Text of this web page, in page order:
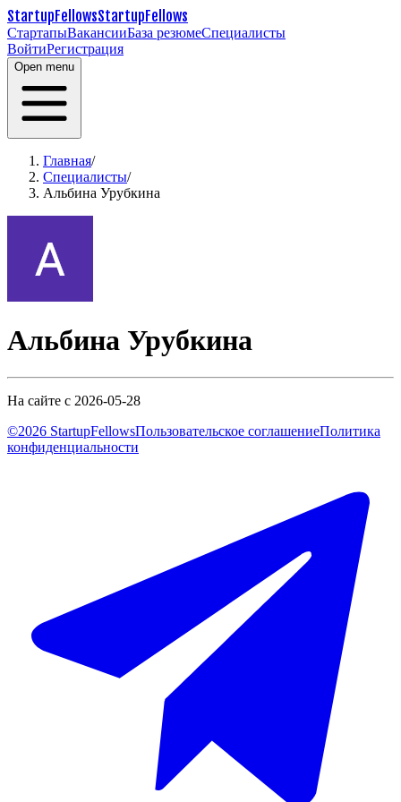
StartupFellowsStartupFellows
СтартапыВакансииБаза резюмеСпециалисты
ВойтиРегистрация
Open menu
Главная/
Специалисты/
Альбина Урубкина
Альбина Урубкина
На сайте с 2026-05-28
©2026 StartupFellowsПользовательское соглашениеПолитика
конфиденциальности